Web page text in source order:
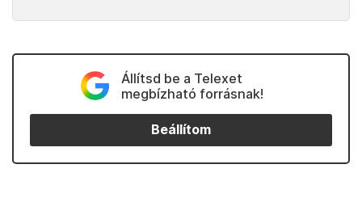
Állítsd be a Telexet
megbízható forrásnak!
Beállítom